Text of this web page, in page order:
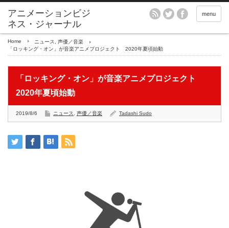
アニメーションビジ
ネス・ジャーナル
menu
Home ニュース
声優／音楽
「ロッキング・オン」が音楽アニメプロジェクト 2020年夏頃始動
「ロッキング・オン」が音楽アニメプロジェクト
2020年夏頃始動
2019/8/6 ニュース 声優／音楽 Tadashi Sudo